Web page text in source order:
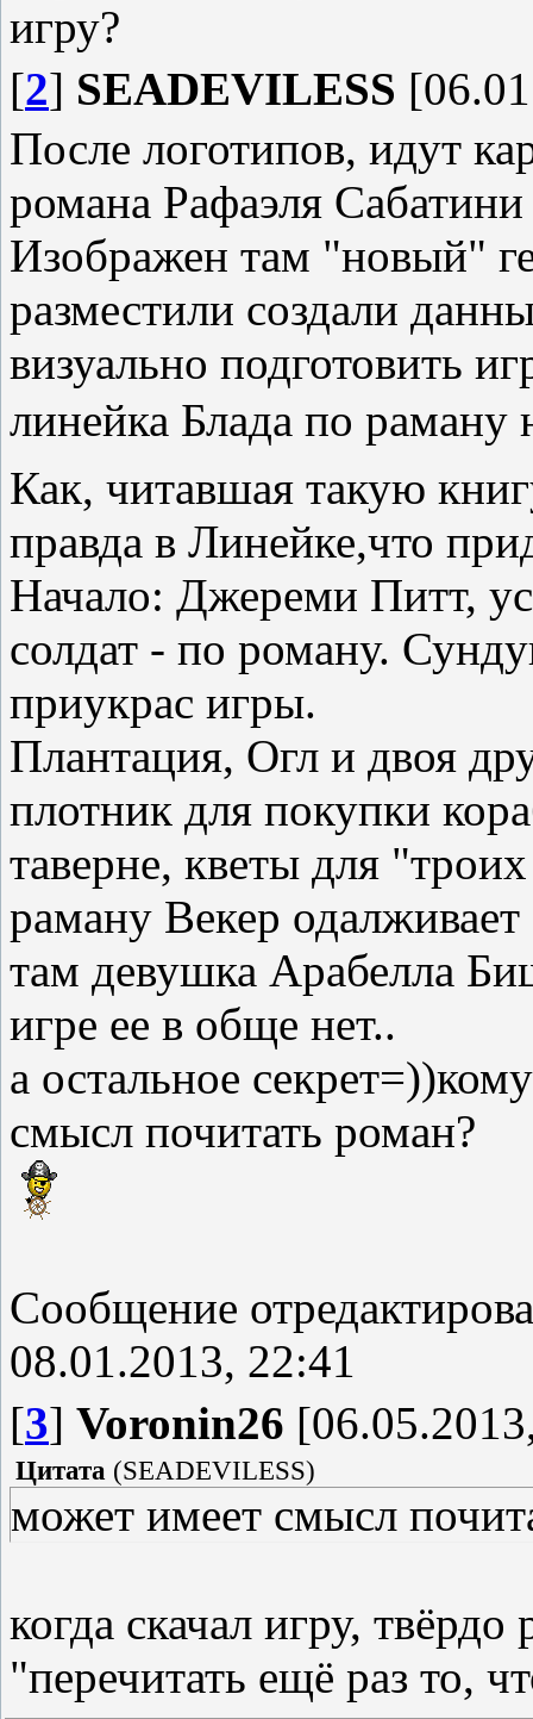
игру?
[2] SEADEVILESS
После логотипов, идут
романа Рафаэля
Изображен там "новый"
разместили создали
визуально подготовить
линейка Блада по раману
Как, читавшая такую
правда в Линейке,что
Начало: Джереми Питт,
солдат - по роману.
приукрас игры.
Плантация, Огл и двоя
плотник для покупки
таверне, кветы для
раману Векер
там девушка Арабелла
игре ее в обще нет..
а остальное
смысл почитать роман?
Сообщение
08.01.2013, 22:41
[3] Voronin26
Цитата (SEADEVILESS)
может имеет смысл
когда скачал игру,
"перечитать ещё раз то,